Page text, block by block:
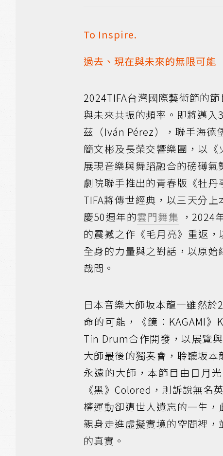
To Inspire.
過去、現在與未來的無限可能
2024TIFA台灣國際藝術節的
與未來共振的頻率。即將邁
茲（Iván Pérez），聯手海
簡文彬及長榮交響樂團，以
展現音樂與舞蹈融合的磅礡氣
劇院聯手推出的青春版《牡
TIFA將傳世經典，以三天分
慶50週年的雲門舞集 ，2024
的震撼之作《毛月亮》重返
全身的力量與之對話，以原
哉問。
日本音樂大師坂本龍一雖然
命的可能，《鏡：KAGAMI
Tin Drum合作開發，以展覽
大師最後的獨奏會，聆聽坂
永遠的大師，本節目由日月
《黑》Colored，則訴說無名
權運動卻遭世人遺忘的一生
親身走進虛擬實境的空間裡
的真實。